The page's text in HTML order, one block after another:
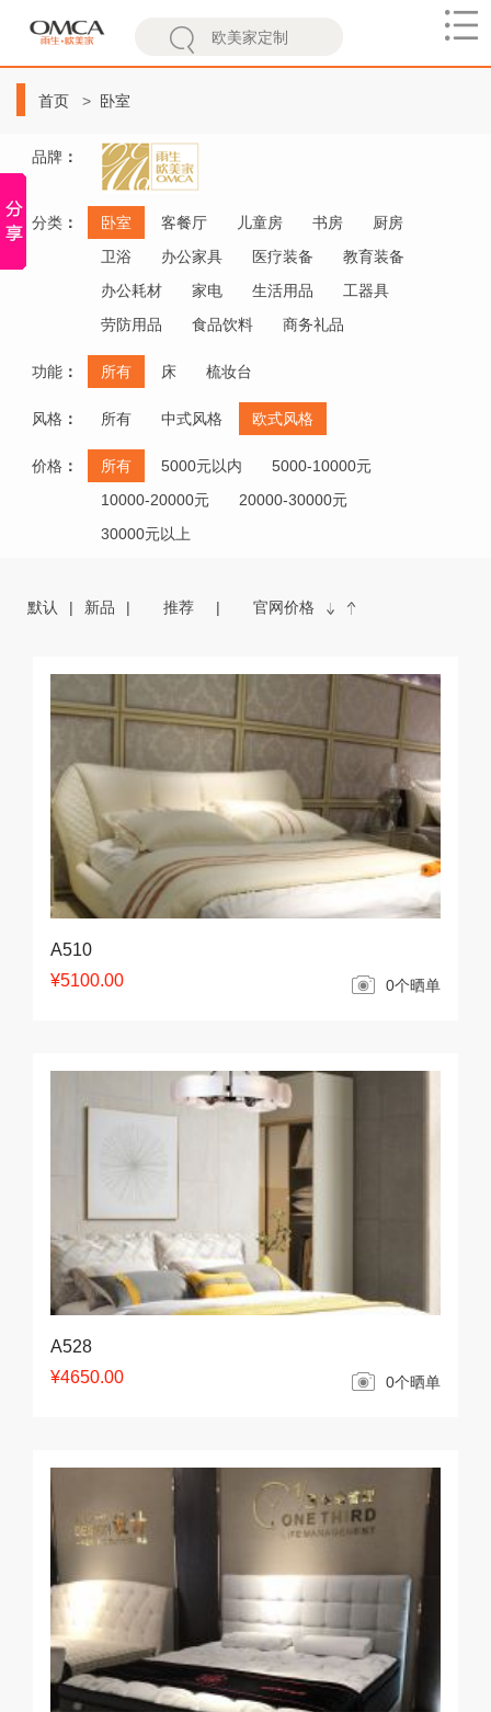
欧
首页 卧室
品牌 ：
分类 ： 卧室 客餐厅 儿童房 书房
厨房
卫浴
办公家具 医疗装备
教育装备
办公耗材
家电 生活用品
工器具
劳防用品
食品饮料 商务礼品
功能 ： 所有 床 梳妆台
风格 ： 所有 中式风格 欧式风格
价格 ： 所有 5000元以内
5000-10000元
10000-20000元
20000-30000元
30000元以上
默认 新品 推荐 官网价格
A510
¥5100.00
0个晒单
A528
¥4650.00
0个晒单